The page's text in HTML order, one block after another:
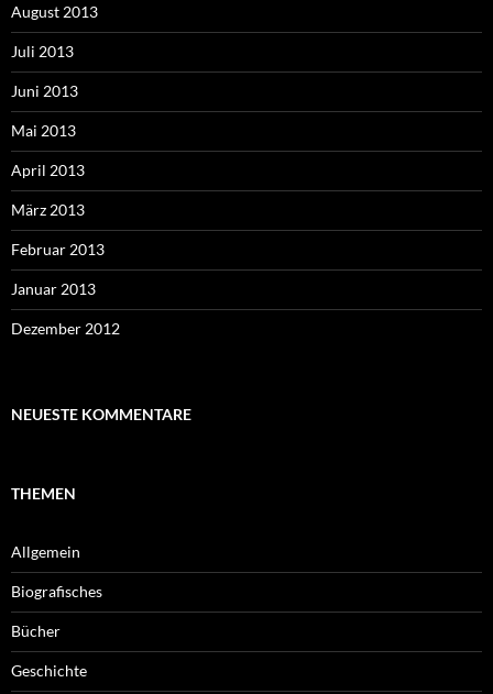
August 2013
Juli 2013
Juni 2013
Mai 2013
April 2013
März 2013
Februar 2013
Januar 2013
Dezember 2012
NEUESTE KOMMENTARE
THEMEN
Allgemein
Biografisches
Bücher
Geschichte